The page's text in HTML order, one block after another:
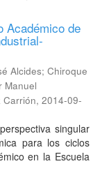
Académico de
Alcides; Chiroque
Manuel
Carrión, 2014-09-
singular
para los ciclos
en la Escuela